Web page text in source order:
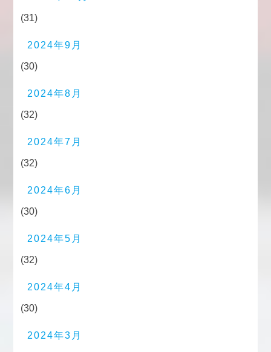
(31)
2024年9月
(30)
2024年8月
(32)
2024年7月
(32)
2024年6月
(30)
2024年5月
(32)
2024年4月
(30)
2024年3月